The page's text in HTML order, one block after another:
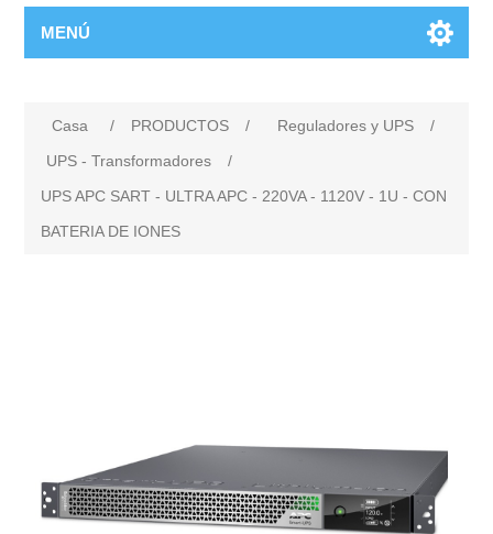
MENÚ
Casa / PRODUCTOS / Reguladores y UPS
/
UPS - Transformadores
/
UPS APC SART - ULTRA APC - 220VA - 1120V - 1U - CON
BATERIA DE IONES